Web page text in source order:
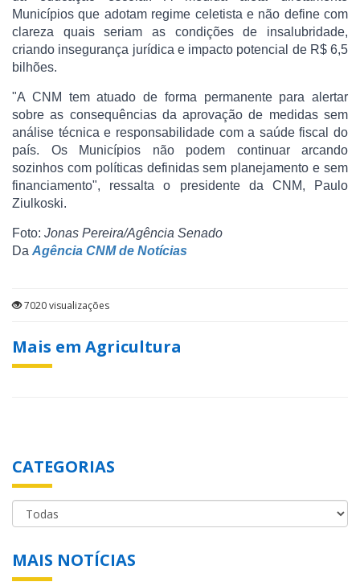
Municípios que adotam regime celetista e não define com
clareza quais seriam as condições de insalubridade,
criando insegurança jurídica e impacto potencial de R$ 6,5
bilhões.
"A CNM tem atuado de forma permanente para alertar
sobre as consequências da aprovação de medidas sem
análise técnica e responsabilidade com a saúde fiscal do
país. Os Municípios não podem continuar arcando
sozinhos com políticas definidas sem planejamento e sem
financiamento", ressalta o presidente da CNM, Paulo
Ziulkoski.
Foto: Jonas Pereira/Agência Senado
Da Agência CNM de Notícias
7020 visualizações
Mais em Agricultura
CATEGORIAS
MAIS NOTÍCIAS